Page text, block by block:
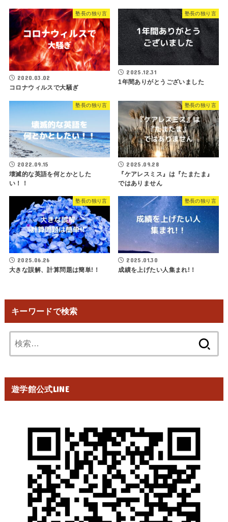
塾長の独り言
2020.03.02
コロナウィルスで大騒ぎ
塾長の独り言
2025.12.31
1年間ありがとうございました
塾長の独り言
2022.09.15
壊滅的な英語を何とかとした
い！！
塾長の独り言
2025.09.28
『ケアレスミス』は『たまたま』
ではありません
塾長の独り言
2025.06.26
大きな誤解、計算問題は簡単!！
塾長の独り言
2025.01.30
成績を上げたい人集まれ!！
キーワードで検索
索:
遊学館公式LINE